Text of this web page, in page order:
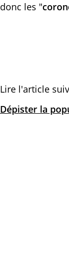
donc les "
Lire l'article
Dépister la